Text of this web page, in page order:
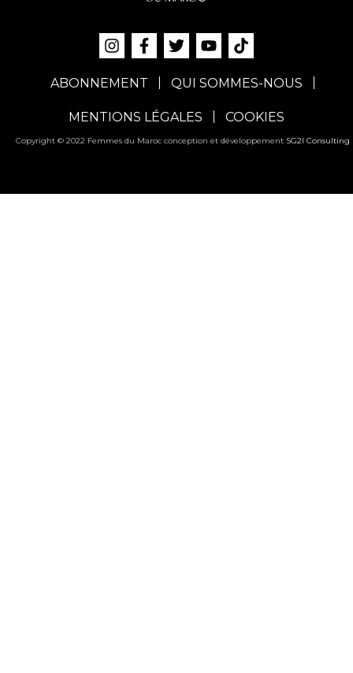
ABONNEMENT QUI SOMMES-NOUS
MENTIONS LÉGALES COOKIES
Copyright © 2022 Femmes du Maroc conception et développement SG2I Consulting